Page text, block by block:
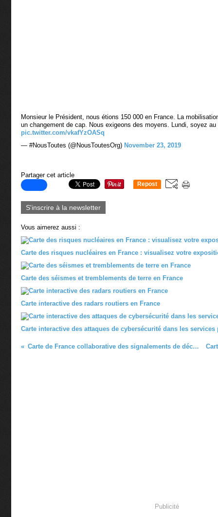
Monsieur le Président, nous étions 150 000 en France. La
un changement de cap. Nous exigeons des moyens. Lundi, soyez
pic.twitter.com/vkafYzOASq
— #NousToutes (@NousToutesOrg) November 23, 2019
Partager cet article
Repost
S'inscrire à la newsletter
Vous aimerez aussi :
Carte des risques nucléaires en France : visualisez votre
Carte des séismes et tremblements de terre en France
Carte interactive des radars routiers en France
Carte interactive des attaques de cybersécurité dans les
Carte de France collaborative des signalements de décharges sauvages et/ou initiatives favorables à l'environnement
Publicité